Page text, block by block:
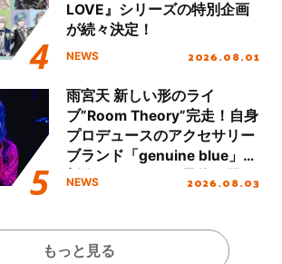
LOVE』シリーズの特別企画
が続々決定！
NEWS 2026.08.01
雨宮天 新しい形のライ
ブ”Room Theory”完走！自身
プロデュースのアクセサリー
ブランド「genuine blue」の
新作アクセサリー予約も開
NEWS 2026.08.03
もっと見る